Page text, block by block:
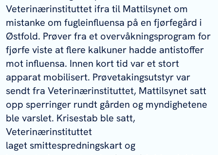
Veterinærinstituttet ifra til Mattilsynet om
mistanke om fugleinfluensa på en fjørfegård i
Østfold. Prøver fra et overvåkningsprogram for
fjørfe viste at flere kalkuner hadde antistoffer
mot influensa. Innen kort tid var et stort
apparat mobilisert. Prøvetakingsutstyr var
sendt fra Veterinærinstituttet, Mattilsynet satt
opp sperringer rundt gården og myndighetene
ble varslet. Krisestab ble satt,
Veterinærinstituttet
laget smittespredningskart og